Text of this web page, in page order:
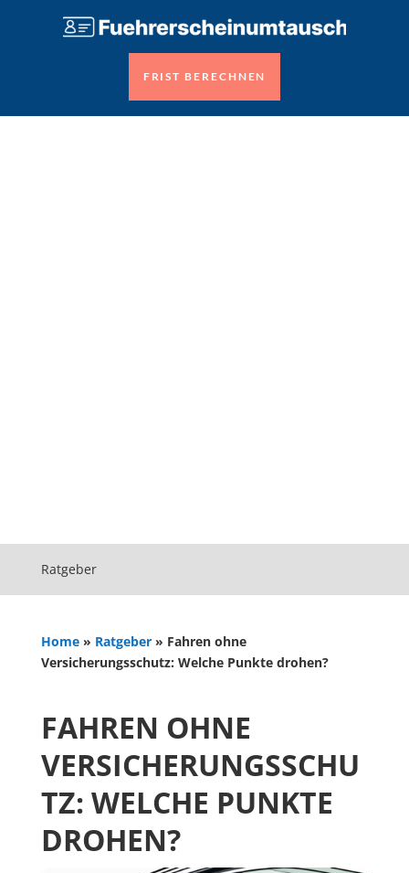
FRIST BERECHNEN
Ratgeber
Home» Ratgeber» Fahren ohne
Versicherungsschutz: Welche Punkte drohen?
FAHREN OHNE
VERSICHERUNGSSCHU
TZ: WELCHE PUNKTE
DROHEN?